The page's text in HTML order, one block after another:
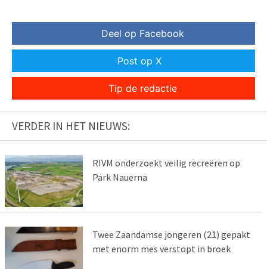
Deel op Facebook
Post op X
Tip de redactie
VERDER IN HET NIEUWS:
RIVM onderzoekt veilig recreëren op
Park Nauerna
Twee Zaandamse jongeren (21) gepakt
met enorm mes verstopt in broek